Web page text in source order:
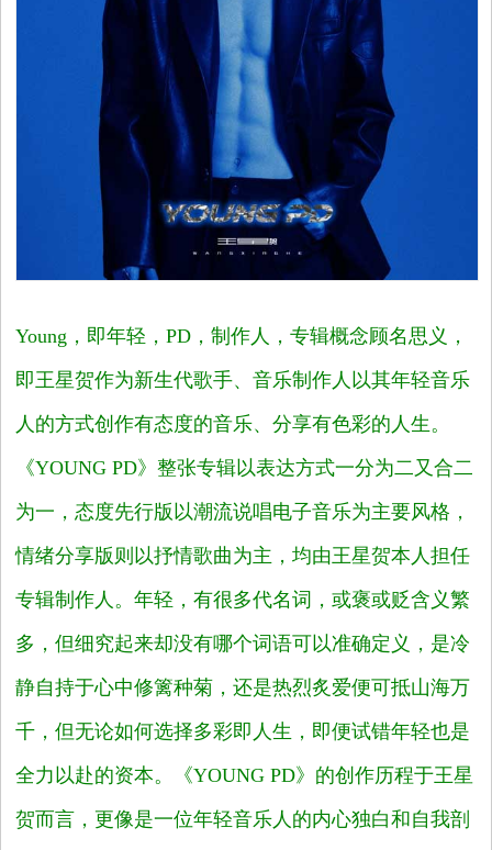
尚
国
视
频
Young ，即年轻，PD ，制作人，专辑概念顾名思义，
即王星贺作为新生代歌手、音乐制作人以其年轻音乐
人的方式创作有态度的音乐、分享有色彩的人生。
《YOUNG PD》整张专辑以表达方式一分为二又合二
为一，态度先行版以潮流说唱电子音乐为主要风格，
情绪分享版则以抒情歌曲为主，均由王星贺本人担任
专辑制作人。年轻，有很多代名词，或褒或贬含义繁
多，但细究起来却没有哪个词语可以准确定义，是冷
静自持于心中修篱种菊，还是热烈炙爱便可抵山海万
千，但无论如何选择多彩即人生，即便试错年轻也是
全力以赴的资本。
《YOUNG PD》 的创作历程于王星
贺而言，更像是一位年轻音乐人的内心独白和自我剖